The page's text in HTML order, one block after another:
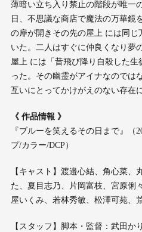
薄暗い立ち入り禁止の階段が唯一
日、不思議な商店で魔法の万華鏡
の扉が開きその先の屋上 には同
いた。二人はすぐに仲良くなり夢
屋上 には「昔飛び降り自殺した
った。その幽霊がアイナなのでは
互いにとってかけがえのない存在
《 作品情報 》
『ブルーを笑えるその日まで』（
プ/カラー/DCP）
【キャスト】渡邉心結、角心菜、
た、夏目志乃、片岡富枝、宮原俐
屋いくみ、若林秀敏、松澤可苑、
【スタッフ】脚本・監督：武田か